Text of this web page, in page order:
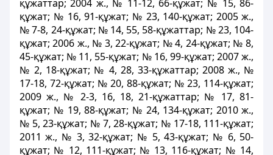
құжаттар; 2004 ж., № 11-12, 66-құжат; № 15, 86-
құжат; № 16, 91-құжат; № 23, 140-құжат; 2005 ж.,
№ 7-8, 24-құжат; № 14, 55, 58-құжаттар; № 23, 104-
құжат; 2006 ж., № 3, 22-құжат; № 4, 24-құжат; № 8,
45-құжат; № 11, 55-құжат; № 16, 99-құжат; 2007 ж.,
№ 2, 18-құжат; № 4, 28, 33-құжаттар; 2008 ж., №
17-18, 72-құжат; № 20, 88-құжат; № 23, 114-құжат;
2009 ж., № 2-3, 16, 18, 21-құжаттар; № 17, 81-
құжат; № 19, 88-құжат; № 24, 134-құжат; 2010 ж.,
№ 5, 23-құжат; № 7, 28-құжат; № 17-18, 111-құжат;
2011 ж., № 3, 32-құжат; № 5, 43-құжат; № 6, 50-
құжат; № 12, 111-құжат; № 13, 116-құжат; № 14,